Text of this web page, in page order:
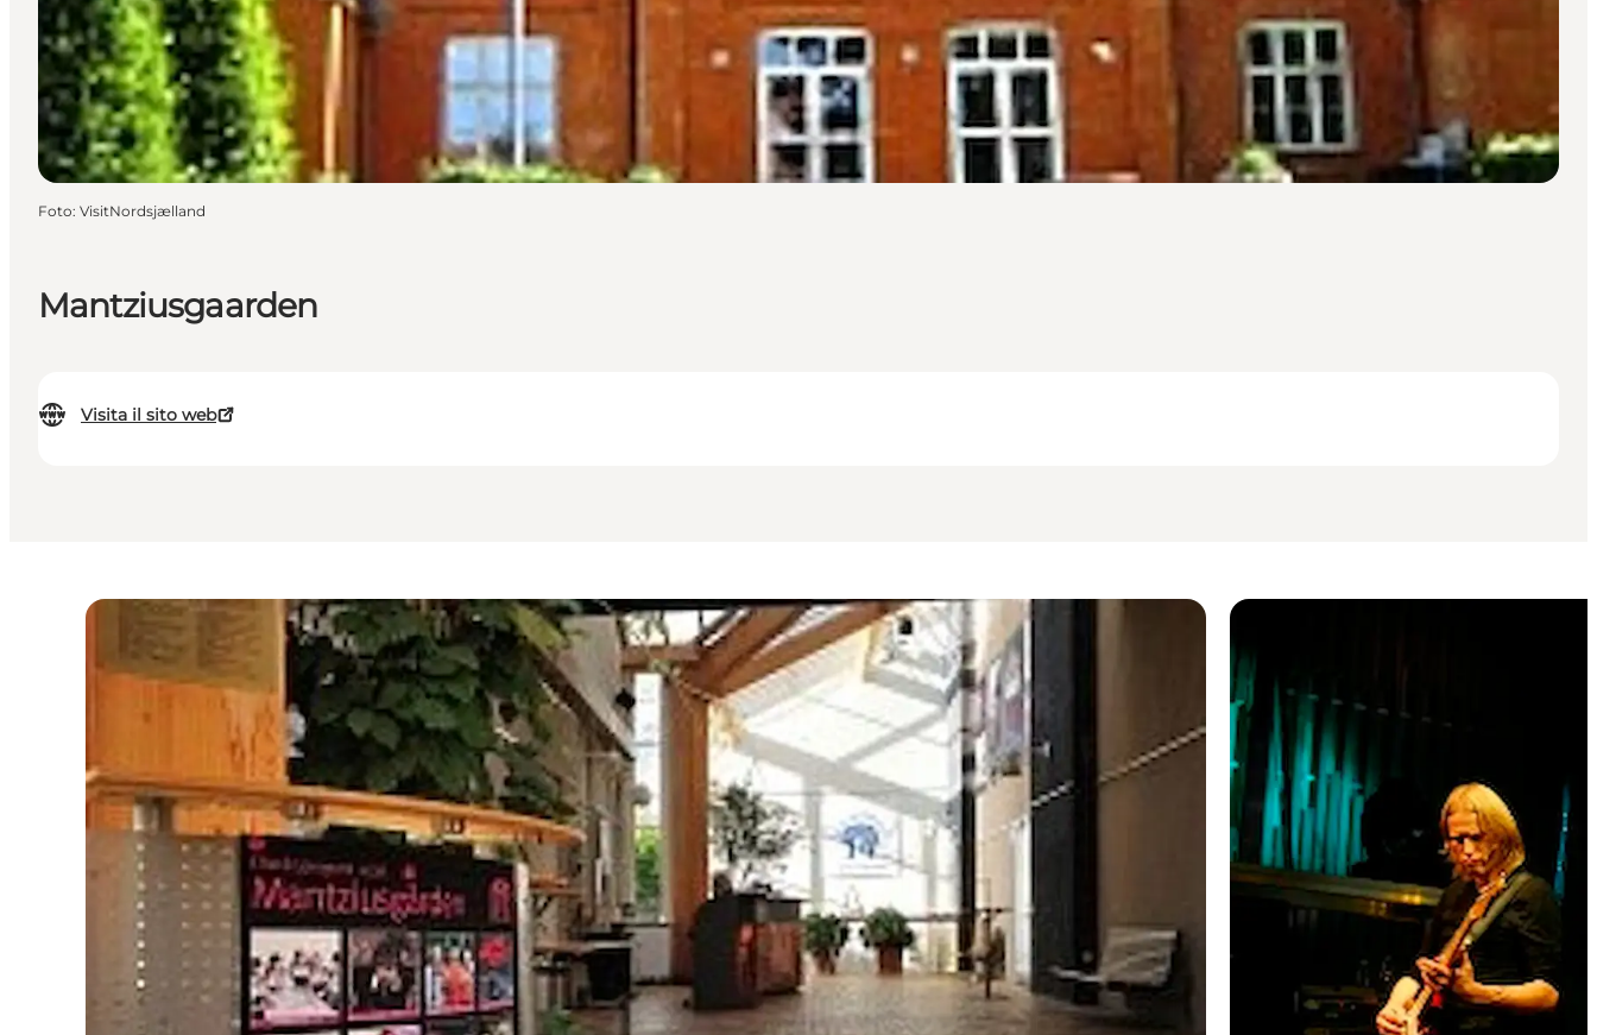
Mantziusgaarden
Visita il sito web
Foto: VisitNordsjælland